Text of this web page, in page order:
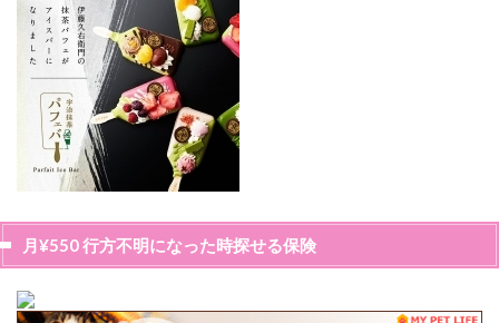
月¥550 行方不明になった時探せる保険